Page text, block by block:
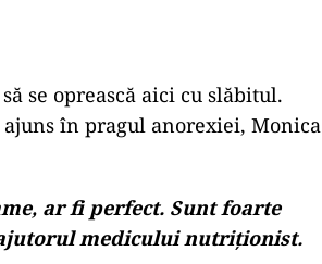
se oprească aici cu slăbitul.
în pragul anorexiei, Monica
ar fi perfect. Sunt foarte
medicului nutriționist.